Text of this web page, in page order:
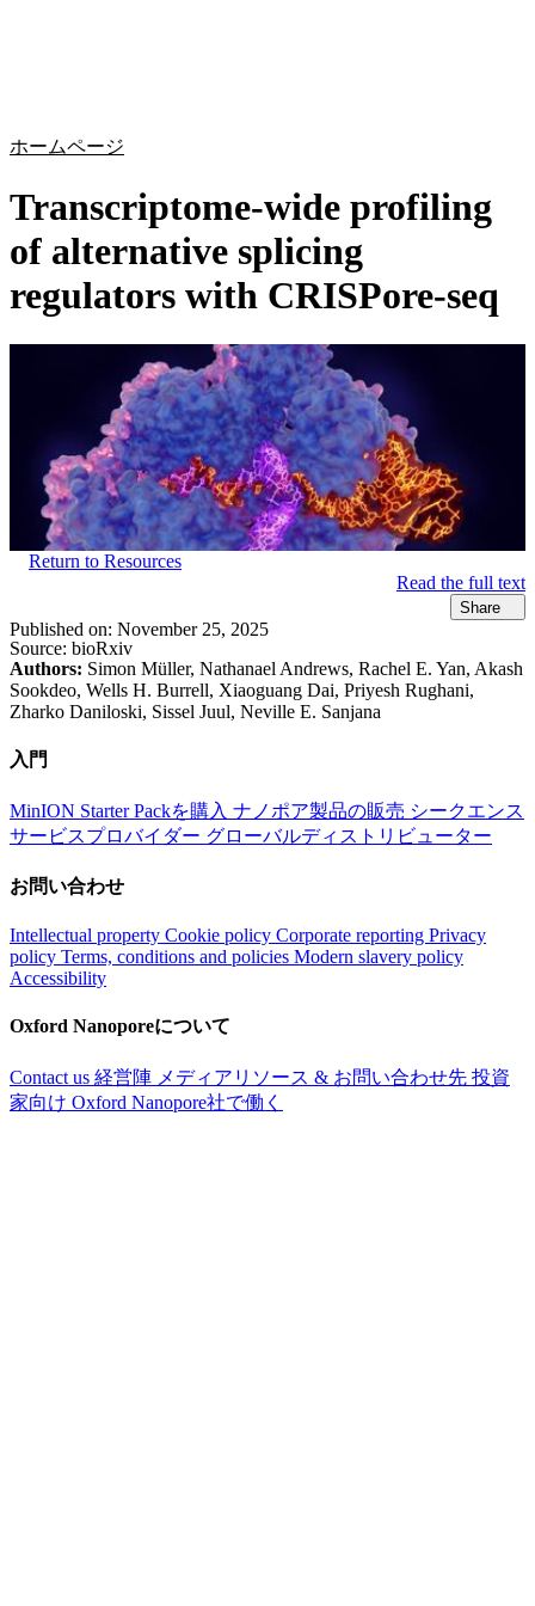
ホームページ
Transcriptome-wide profiling
of alternative splicing
regulators with CRISPore-seq
Return to Resources
Read the full text
Share
Published on: November 25, 2025
Source: bioRxiv
Authors: Simon Müller, Nathanael Andrews, Rachel E. Yan, Akash
Sookdeo, Wells H. Burrell, Xiaoguang Dai, Priyesh Rughani,
Zharko Daniloski, Sissel Juul, Neville E. Sanjana
入門
MinION Starter Packを購入 ナノポア製品の販売 シークエンス
サービスプロバイダー グローバルディストリビューター
お問い合わせ
Intellectual property Cookie policy Corporate reporting Privacy
policy Terms, conditions and policies Modern slavery policy
Accessibility
Oxford Nanoporeについて
Contact us 経営陣 メディアリソース & お問い合わせ先 投資
家向け Oxford Nanopore社で働く